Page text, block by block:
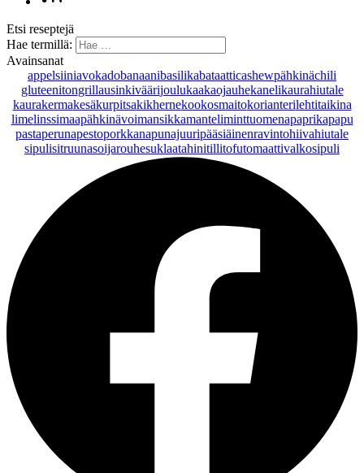
Etsi reseptejä
Hae termillä:
Avainsanat
appelsiiniavokadobanaanibasilikabataatticashewpähkinächili
gluteenitongrillausinkiväärijoulukaakaojauhekanelikaurahiutale
kaurakermakesäkurpitsakikhernekookosmaitokorianterilehtitaikina
limelinssimaapähkinävoimansikkamanteliminttuomenapaprikapapu
pastaperunapestoporkkanapunajuuripääsiäinenravintohiivahiutale
sipulisitruunasoijarouhesuklaatahinitillitofutomaattivalkosipuli